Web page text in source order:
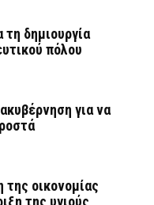
δημιουργία
πόλου
για να
της οικονομίας
της υγιούς